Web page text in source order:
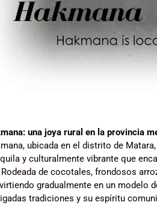
una joya rural en la provincia
ubicada en el distrito de
y culturalmente vibrante que
de cocotales, frondosos
gradualmente en un modelo
tradiciones y su espíritu